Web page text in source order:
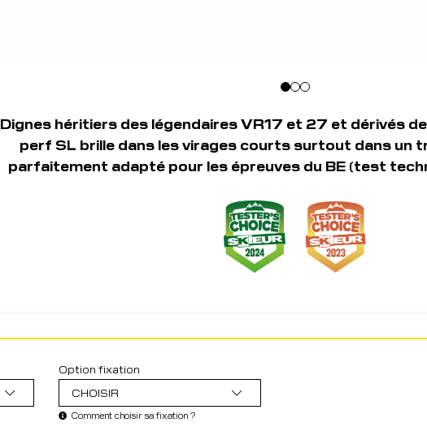
Dignes héritiers des légendaires VR17 et 27 et dérivés
perf SL brille dans les virages courts surtout dans un
parfaitement adapté pour les épreuves du BE (test
Option fixation
CHOISIR
Comment choisir sa fixation ?